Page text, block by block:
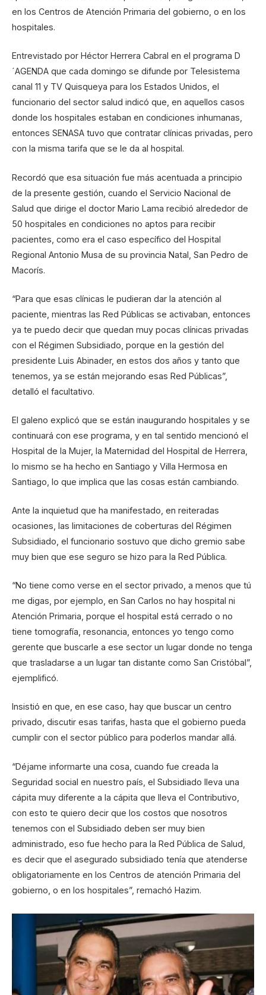
en los Centros de Atención Primaria del gobierno, o en los
hospitales.
Entrevistado por Héctor Herrera Cabral en el programa D
´AGENDA que cada domingo se difunde por Telesistema
canal 11 y TV Quisqueya para los Estados Unidos, el
funcionario del sector salud indicó que, en aquellos casos
donde los hospitales estaban en condiciones inhumanas,
entonces SENASA tuvo que contratar clínicas privadas, pero
con la misma tarifa que se le da al hospital.
Recordó que esa situación fue más acentuada a principio
de la presente gestión, cuando el Servicio Nacional de
Salud que dirige el doctor Mario Lama recibió alrededor de
50 hospitales en condiciones no aptos para recibir
pacientes, como era el caso específico del Hospital
Regional Antonio Musa de su provincia Natal, San Pedro de
Macorís.
“Para que esas clínicas le pudieran dar la atención al
paciente, mientras las Red Públicas se activaban, entonces
ya te puedo decir que quedan muy pocas clínicas privadas
con el Régimen Subsidiado, porque en la gestión del
presidente Luis Abinader, en estos dos años y tanto que
tenemos, ya se están mejorando esas Red Públicas”,
detalló el facultativo.
El galeno explicó que se están inaugurando hospitales y se
continuará con ese programa, y en tal sentido mencionó el
Hospital de la Mujer, la Maternidad del Hospital de Herrera,
lo mismo se ha hecho en Santiago y Villa Hermosa en
Santiago, lo que implica que las cosas están cambiando.
Ante la inquietud que ha manifestado, en reiteradas
ocasiones, las limitaciones de coberturas del Régimen
Subsidiado, el funcionario sostuvo que dicho gremio sabe
muy bien que ese seguro se hizo para la Red Pública.
“No tiene como verse en el sector privado, a menos que tú
me digas, por ejemplo, en San Carlos no hay hospital ni
Atención Primaria, porque el hospital está cerrado o no
tiene tomografía, resonancia, entonces yo tengo como
gerente que buscarle a ese sector un lugar donde no tenga
que trasladarse a un lugar tan distante como San Cristóbal”,
ejemplificó.
Insistió en que, en ese caso, hay que buscar un centro
privado, discutir esas tarifas, hasta que el gobierno pueda
cumplir con el sector público para poderlos mandar allá.
“Déjame informarte una cosa, cuando fue creada la
Seguridad social en nuestro país, el Subsidiado lleva una
cápita muy diferente a la cápita que lleva el Contributivo,
con esto te quiero decir que los costos que nosotros
tenemos con el Subsidiado deben ser muy bien
administrado, eso fue hecho para la Red Pública de Salud,
es decir que el asegurado subsidiado tenía que atenderse
obligatoriamente en los Centros de atención Primaria del
gobierno, o en los hospitales”, remachó Hazim.